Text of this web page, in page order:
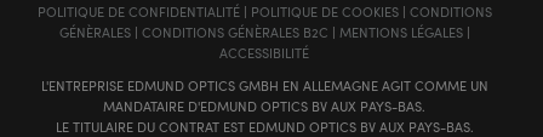
POLITIQUE DE CONFIDENTIALITÉ| POLITIQUE DE COOKIES| CONDITIONS
GÉNÈRALES| CONDITIONS GÉNÈRALES B2C | MENTIONS LÉGALES|
ACCESSIBILITÉ
L'ENTREPRISE EDMUND OPTICS GMBH EN ALLEMAGNE AGIT COMME UN
MANDATAIRE D'EDMUND OPTICS BV AUX PAYS-BAS.
LE TITULAIRE DU CONTRAT EST EDMUND OPTICS BV AUX PAYS-BAS.